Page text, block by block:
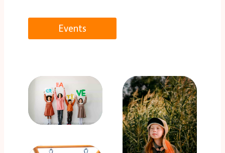
Events